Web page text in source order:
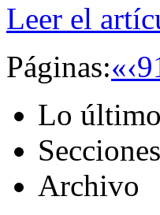
Leer el
Páginas:«‹9
Lo último
Secciones
Archivo